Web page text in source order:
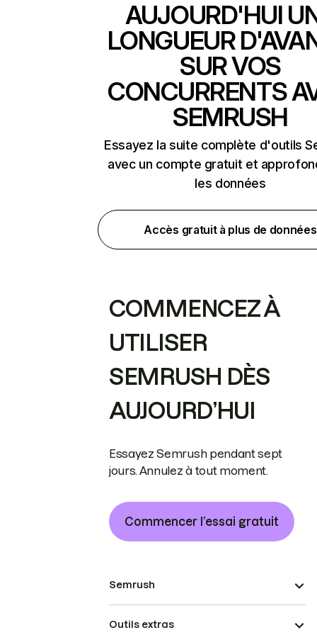
AUJOURD'HUI
LONGUEUR
SUR VOS
CONCURRENTS
SEMRUSH
Essayez la suite complète d'outils
avec un compte gratuit et
les données
Accès gratuit à plus de données
COMMENCEZ À
UTILISER
SEMRUSH DÈS
AUJOURD’HUI
Essayez Semrush pendant sept
jours. Annulez à tout moment.
Commencer l’essai gratuit
Semrush
Outils extras